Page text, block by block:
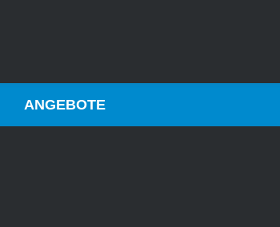
ANGEBOTE